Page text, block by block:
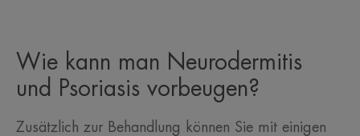
Wie kann man Neurodermitis
und Psoriasis vorbeugen?
Zusätzlich zur Behandlung können Sie mit einigen